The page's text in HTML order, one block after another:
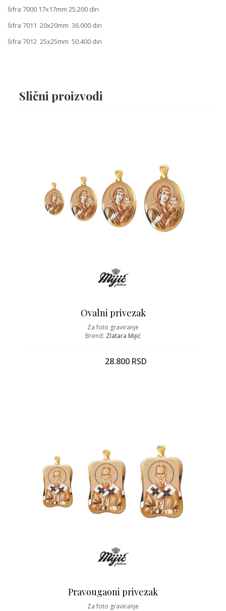
šifra 7000 17x17mm 25.200 din
šifra 7011 20x20mm 36.000 din
šifra 7012 25x25mm 50.400 din
Slični proizvodi
Ovalni privezak
Za foto graviranje
Brend: Zlatara Mijić
28.800 RSD
Pravougaoni privezak
Za foto graviranje